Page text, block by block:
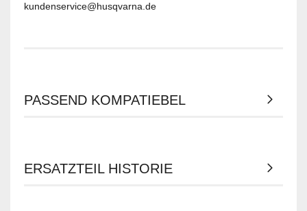
kundenservice@husqvarna.de
PASSEND KOMPATIEBEL
ERSATZTEIL HISTORIE